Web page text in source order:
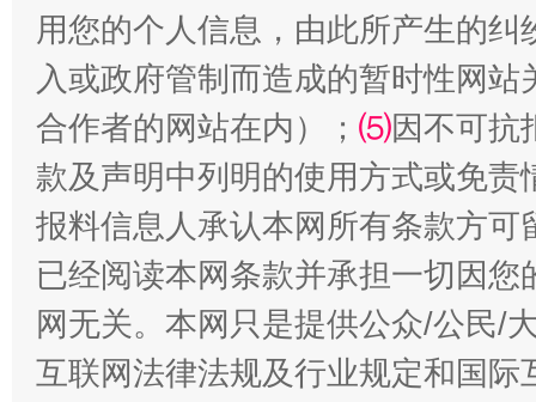
用您的个人信息，由此所产生的纠
入或政府管制而造成的暂时性网
合作者的网站在内）； ⑸因不可抗
款及声明中列明的使用方式或免责
报料信息人承认本网所有条款方
已经阅读本网条款并承担一切因
网无关。本网只是提供公众/公民/
互联网法律法规及行业规定和国